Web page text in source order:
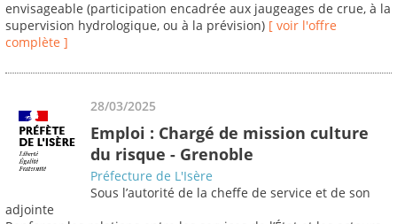
envisageable (participation encadrée aux jaugeages de crue, à la
supervision hydrologique, ou à la prévision) [ voir l'offre
complète ]
28/03/2025
Emploi : Chargé de mission culture
du risque - Grenoble
Préfecture de L'Isère
Sous l’autorité de la cheffe de service et de son
adjointe